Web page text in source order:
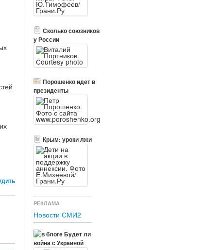
Сколько союзников
у России
Порошенко идет в
президенты
Крым: уроки лжи
РЕКЛАМА
Новости СМИ2
Будет ли
война с Украиной